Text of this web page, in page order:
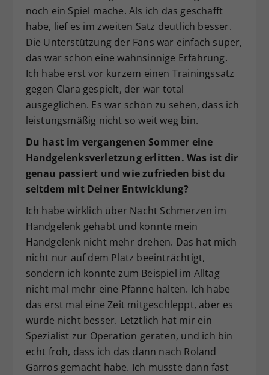
noch ein Spiel mache. Als ich das geschafft
habe, lief es im zweiten Satz deutlich besser.
Die Unterstützung der Fans war einfach super,
das war schon eine wahnsinnige Erfahrung.
Ich habe erst vor kurzem einen Trainingssatz
gegen Clara gespielt, der war total
ausgeglichen. Es war schön zu sehen, dass ich
leistungsmäßig nicht so weit weg bin.
Du hast im vergangenen Sommer eine
Handgelenksverletzung erlitten. Was ist dir
genau passiert und wie zufrieden bist du
seitdem mit Deiner Entwicklung?
Ich habe wirklich über Nacht Schmerzen im
Handgelenk gehabt und konnte mein
Handgelenk nicht mehr drehen. Das hat mich
nicht nur auf dem Platz beeinträchtigt,
sondern ich konnte zum Beispiel im Alltag
nicht mal mehr eine Pfanne halten. Ich habe
das erst mal eine Zeit mitgeschleppt, aber es
wurde nicht besser. Letztlich hat mir ein
Spezialist zur Operation geraten, und ich bin
echt froh, dass ich das dann nach Roland
Garros gemacht habe. Ich musste dann fast